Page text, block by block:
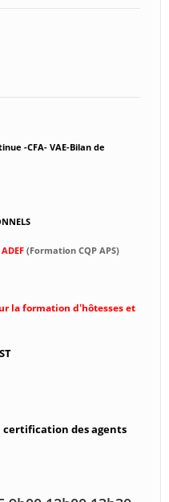
-CFA- VAE-Bilan de
ADEF (Formation CQP APS)
la formation d'hôtesses et
certification des agents